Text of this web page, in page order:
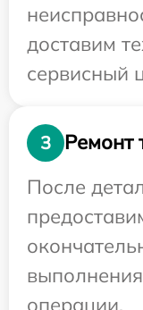
доставим
сервисный
3
Ремонт
После
операции.